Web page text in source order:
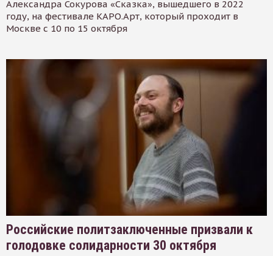
Александра Сокурова «Сказка», вышедшего в 2022
году, на фестивале КАРО.Арт, который проходит в
Москве с 10 по 15 октября
Российские политзаключенные призвали к
голодовке солидарности 30 октября